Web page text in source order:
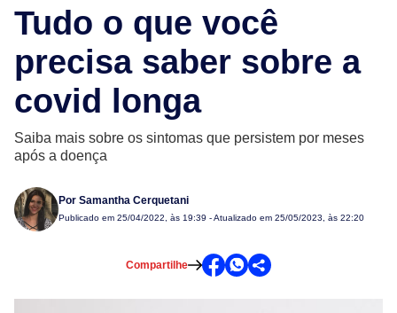
Tudo o que você
precisa saber sobre a
covid longa
Saiba mais sobre os sintomas que persistem por meses
após a doença
Por Samantha Cerquetani
Publicado em 25/04/2022, às 19:39 - Atualizado em 25/05/2023, às 22:20
Compartilhe